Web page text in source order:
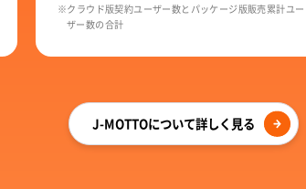
※クラウド版契約ユーザー数とパッケージ版販売累計ユー
ザー数の合計
J-MOTTOについて詳しく見る